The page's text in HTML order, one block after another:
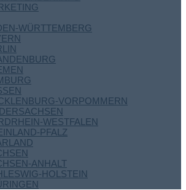
WÜRTTEMBERG
VORPOMMERN
WESTFALEN
PFALZ
ANHALT
HOLSTEIN